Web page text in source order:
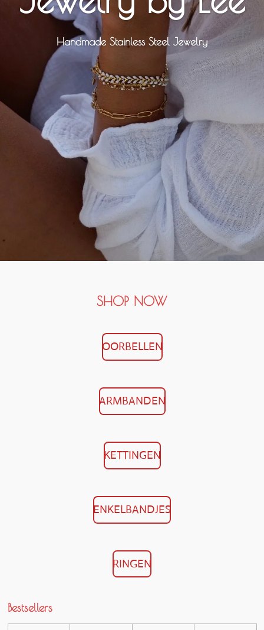
Handmade Stainless Steel Jewelry
SHOP NOW
OORBELLEN
ARMBANDEN
KETTINGEN
ENKELBANDJES
RINGEN
Bestsellers